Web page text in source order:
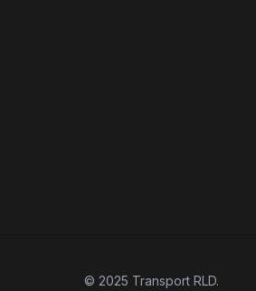
© 2025 Transport RLD.